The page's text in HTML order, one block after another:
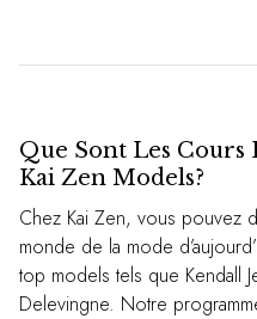
Que Sont Les
Kai Zen Models?
Chez Kai Zen, vous pouvez
monde de la mode
top models tels que Kendall
Delevingne. Notre